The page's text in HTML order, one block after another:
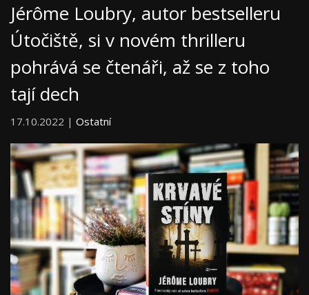
Jérôme Loubry, autor bestselleru
Útočiště, si v novém thrilleru
pohrává se čtenáři, až se z toho
tají dech
17.10.2022 | Ostatní